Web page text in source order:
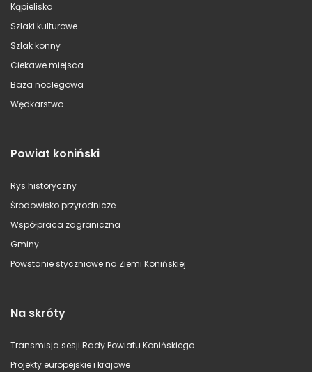
Kąpieliska
Szlaki kulturowe
Szlak konny
Ciekawe miejsca
Baza noclegowa
Wędkarstwo
Powiat koniński
Rys historyczny
Środowisko przyrodnicze
Współpraca zagraniczna
Gminy
Powstanie styczniowe na Ziemi Konińskiej
Na skróty
Transmisja sesji Rady Powiatu Konińskiego
Projekty europejskie i krajowe